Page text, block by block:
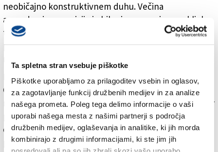
Ta spletna stran vsebuje piškotke
Piškotke uporabljamo za prilagoditev vsebin in oglasov,
za zagotavljanje funkcij družbenih medijev in za analize
našega prometa. Poleg tega delimo informacije o vaši
uporabi našega mesta z našimi partnerji s področja
družbenih medijev, oglaševanja in analitike, ki jih morda
kombinirajo z drugimi informacijami, ki ste jim jih
posredovali ali pa so jih zbrali skozi vašo uporabo
neobičajno konstruktivnem duhu. Večina
amandmajev opozicije je bila sicer zavrnjena, a kljub
temu je bila leva sredina z izkupičkom odobrenih
predlogov zadovoljna, saj so si zanje izborili skoraj
Branju vseh amandmajev je sledilo glasovanje.
Opozicija je glasovala proti predlogu proračuna, med
razlogi za to je bil projekt žičniške naprave. Vsi so sicer
pohvalili konstruktivno razpravo in pripravljenost
desnosredinske koalicije na dialog. Besedo je nato
prevzel še župan Roberto Dipiazza, ki je opoziciji